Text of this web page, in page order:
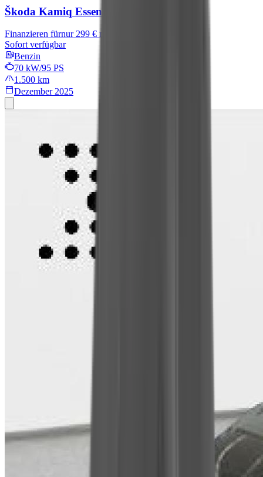
Škoda Kamiq Essence
Finanzieren fürnur 299 € mtl.
Sofort verfügbar
Benzin
70 kW/95 PS
1.500 km
Dezember 2025